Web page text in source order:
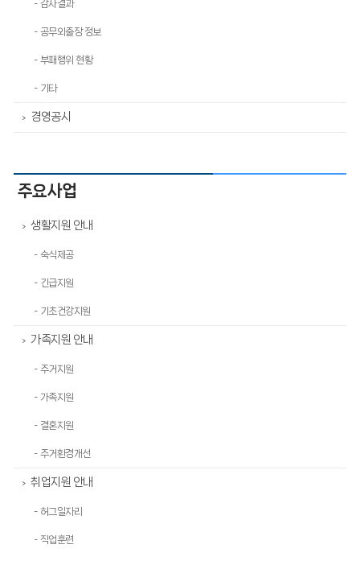
- 감사결과
- 공무외출장 정보
- 부패행위 현황
- 기타
> 경영공시
주요사업
> 생활지원 안내
- 숙식제공
- 긴급지원
- 기초건강지원
> 가족지원 안내
- 주거지원
- 가족지원
- 결혼지원
- 주거환경개선
> 취업지원 안내
- 허그일자리
- 직업훈련